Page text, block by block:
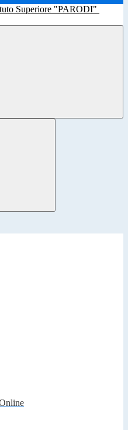
Superiore "PARODI"